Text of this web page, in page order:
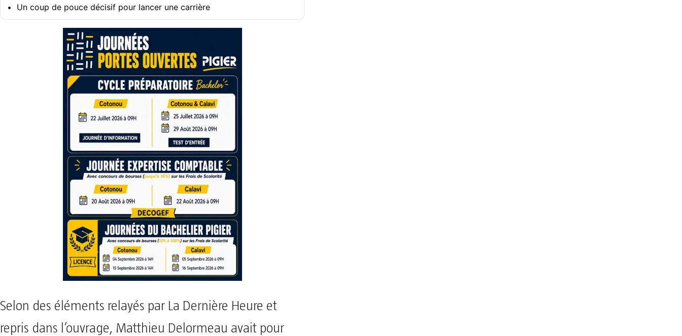
Un coup de pouce décisif pour lancer une carrière
Selon des éléments relayés par La Dernière Heure et
repris dans l’ouvrage, Matthieu Delormeau avait pour